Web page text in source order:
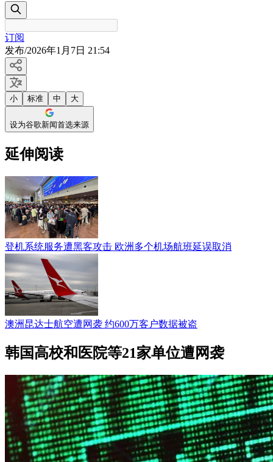
订阅
发布/2026年1月7日 21:54
小 标准 中 大
设为谷歌新闻首选来源
延伸阅读
登机系统服务遭黑客攻击 欧洲多个机场航班延误取消
澳洲昆达士航空遭网袭 约600万客户数据被盗
韩国高校和医院等21家单位遭网袭